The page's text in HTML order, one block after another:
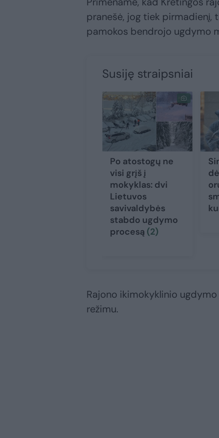
pranešė, jog tiek pirmadienį,
pamokos bendrojo ugdymo
Susiję straipsniai
Po atostogų ne
visi grįš į
mokyklas: dvi
Lietuvos
savivaldybės
stabdo ugdymo
procesą (2)
Rajono ikimokyklinio
režimu.